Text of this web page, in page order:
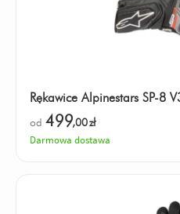
Rękawice Alpinestars SP-8
od 499,00zł
Darmowa dostawa